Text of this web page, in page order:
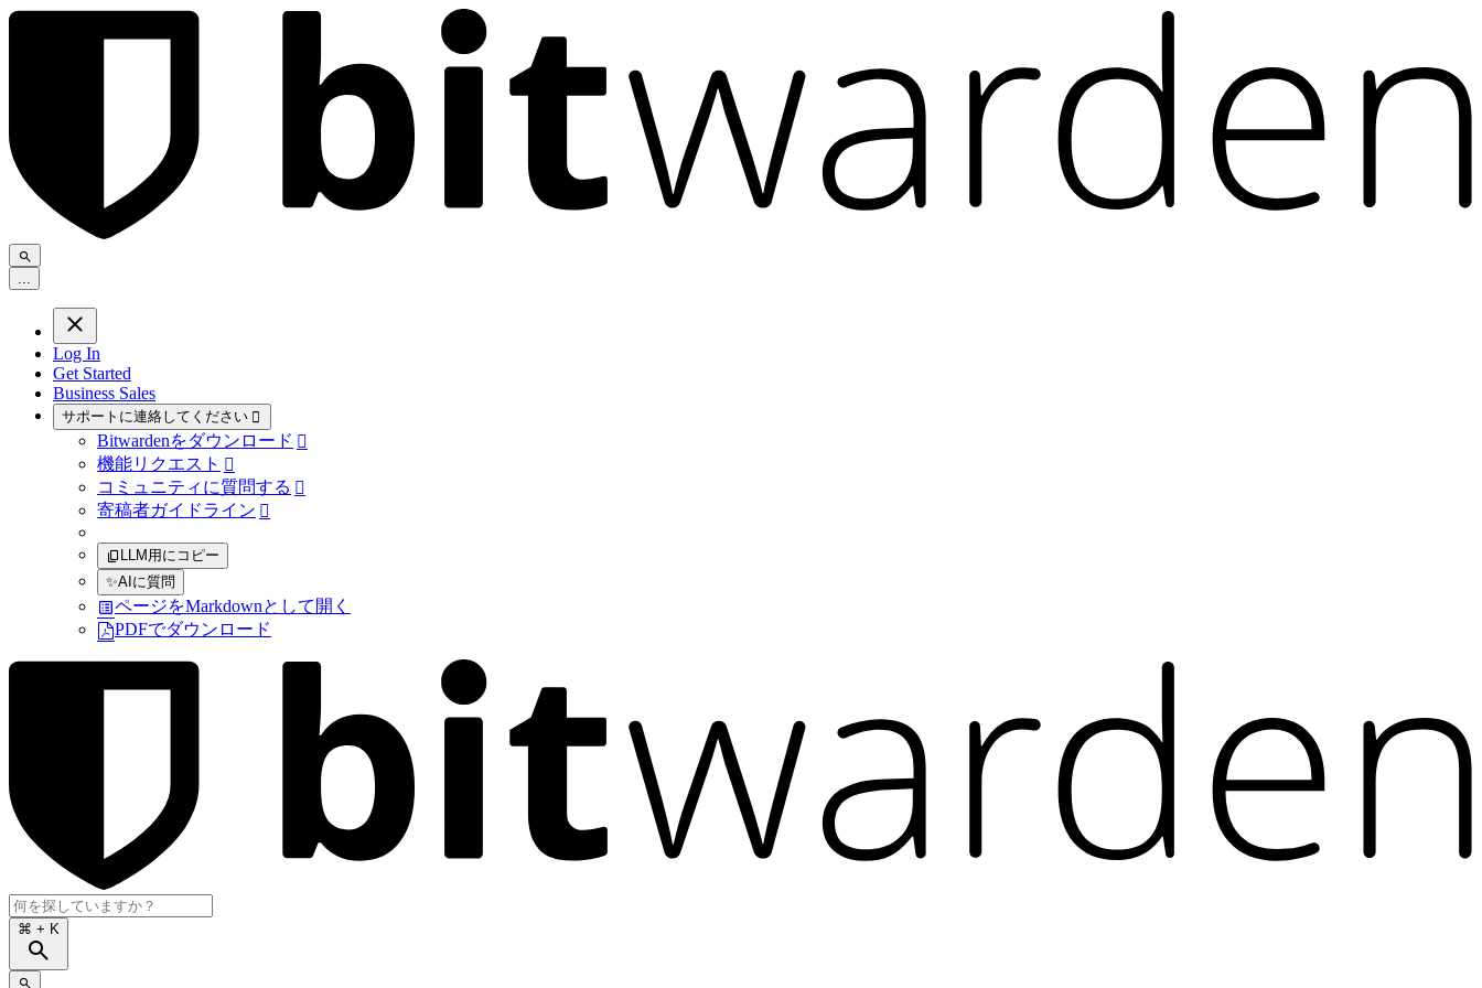
Log In
Get Started
Business Sales
サポートに連絡してください 
Bitwardenをダウンロード 
機能リクエスト 
コミュニティに質問する 
寄稿者ガイドライン 
LLM用にコピー
✨AIに質問
ページをMarkdownとして開く
PDFでダウンロード
⌘ + K